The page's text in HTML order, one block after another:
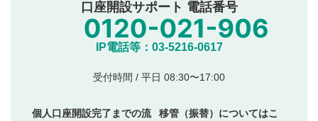
氏名、住所、電話番号など個人を特定できる情報の
他のサイトへの誘導や営利目的、広告・宣伝を目
他者の権利（商標、著作権、その他の知的財産
同一内容の多重投稿
口座開設サポート 電話番号
IP電話等：03-5216-0617
受付時間 / 平日 08:30〜17:00
個人口座開設完了までの流
移管（振替）についてはこ